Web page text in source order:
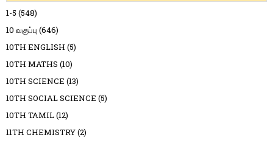
1-5 (548)
10 வகுப்பு (646)
10TH ENGLISH (5)
10TH MATHS (10)
10TH SCIENCE (13)
10TH SOCIAL SCIENCE (5)
10TH TAMIL(12)
11TH CHEMISTRY(2)